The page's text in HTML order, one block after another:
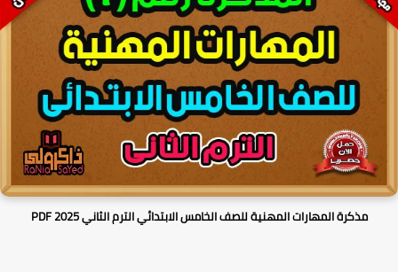
مذكرة المهارات المهنية للصف الخامس الابتدائي الترم الثاني PDF 2025